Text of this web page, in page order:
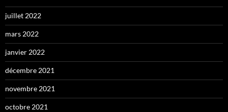
juillet 2022
mars 2022
janvier 2022
décembre 2021
novembre 2021
octobre 2021